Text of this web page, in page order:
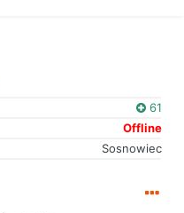
61
Offline
Sosnowiec